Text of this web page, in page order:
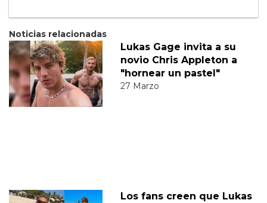
Noticias relacionadas
Lukas Gage invita a su
novio Chris Appleton a
"hornear un pastel"
27 Marzo
Los fans creen que Lukas